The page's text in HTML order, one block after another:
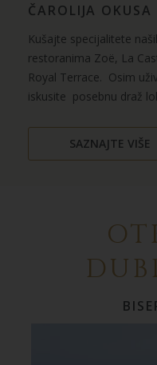
ČAROLIJA OKUSA
Kušajte specijalitete
restoranima Zoë, La
Royal Terrace. Osim
iskusite posebnu draž
SAZNAJTE VIŠE